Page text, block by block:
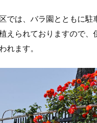
では、バラ園とともに駐
えられておりますので、
れます。